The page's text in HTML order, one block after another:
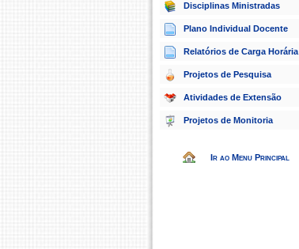
Disciplinas Ministradas
Plano Individual Docente
Relatórios de Carga Horária
Projetos de Pesquisa
Atividades de Extensão
Projetos de Monitoria
Ir ao Menu Principal